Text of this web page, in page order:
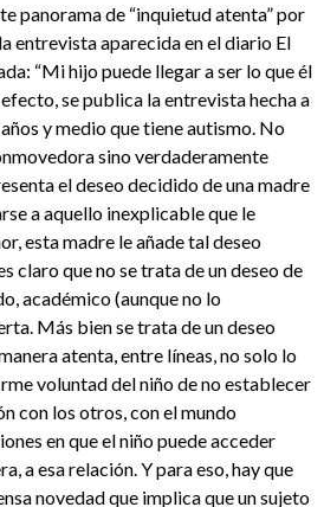
panorama de “inquietud atenta” por
entrevista aparecida en el diario El
“Mi hijo puede llegar a ser lo que él
efecto, se publica la entrevista hecha a
y medio que tiene autismo. No
sino verdaderamente
el deseo decidido de una madre
a aquello inexplicable que le
esta madre le añade tal deseo
claro que no se trata de un deseo de
académico (aunque no lo
Más bien se trata de un deseo
atenta, entre líneas, no solo lo
voluntad del niño de no establecer
con los otros, con el mundo
en que el niño puede acceder
a esa relación. Y para eso, hay que
novedad que implica que un sujeto